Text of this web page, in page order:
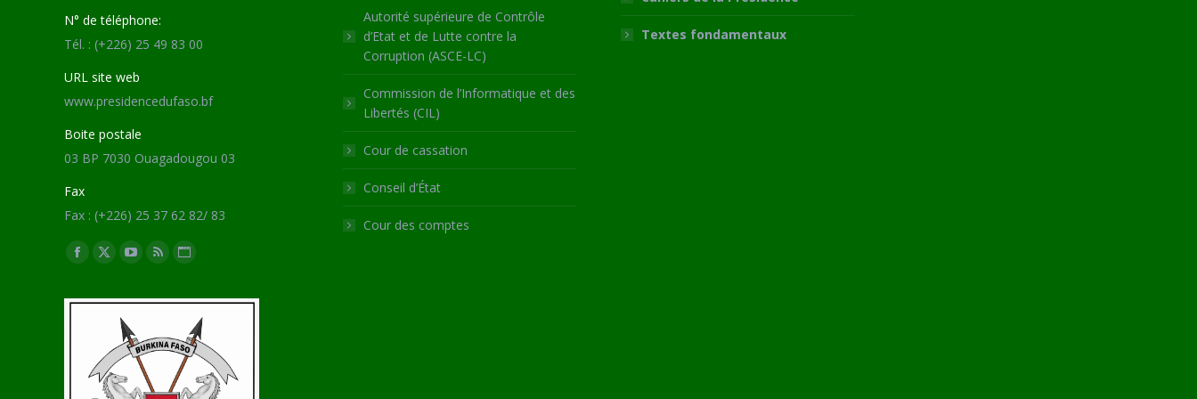
N° de téléphone:
Tél. : (+226) 25 49 83 00
URL site web
www.presidencedufaso.bf
Boite postale
03 BP 7030 Ouagadougou 03
Fax
Fax : (+226) 25 37 62 82/ 83
Trouvez nous sur :
Facebook
opens
window
X
opens
new
window
YouTube
opens
in
new
window
RSS
opens
new
window
Site
page
opens
in
new
Autorité supérieure de Contrôle
d’Etat et de Lutte contre la
Corruption (ASCE-LC)
Commission de l’Informatique et des
Libertés (CIL)
Cour de cassation
Conseil d’État
Cour des comptes
Textes fondamentaux